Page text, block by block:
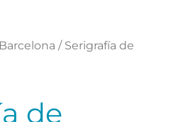
/ Serigrafía de
de